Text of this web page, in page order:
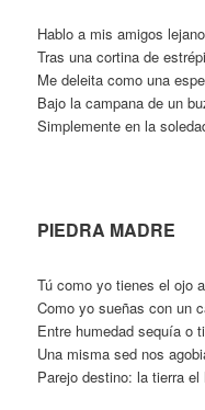
Hablo a mis amigos
Tras una cortina de
Me deleita como una
Bajo la campana de un
Simplemente en la
PIEDRA MADRE
Tú como yo tienes el ojo
Como yo sueñas con un
Entre humedad sequía o
Una misma sed nos
Parejo destino: la tierra